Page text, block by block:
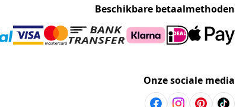
Beschikbare betaalmethoden
Onze sociale media